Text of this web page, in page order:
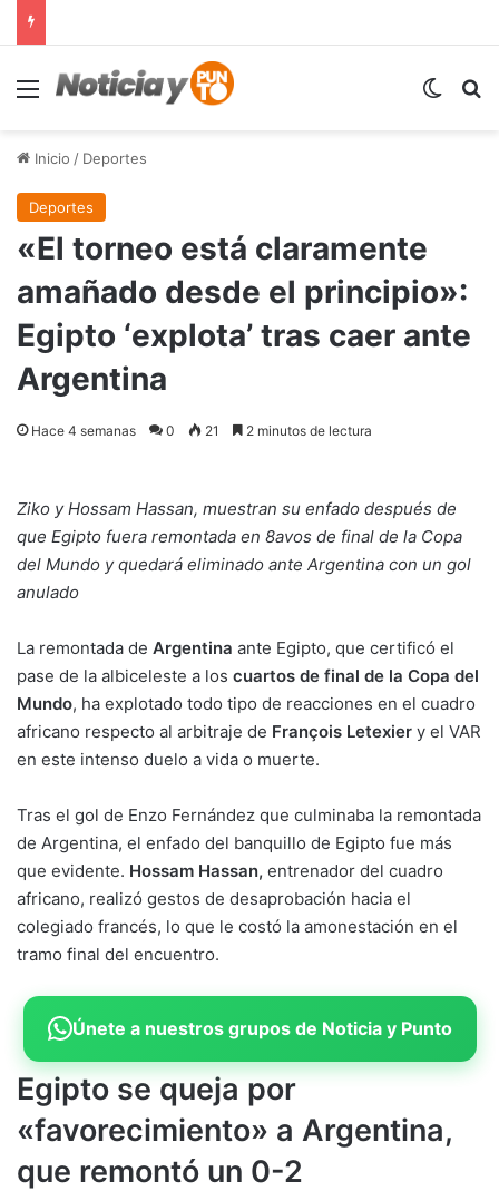
Menú
Inicio / Deportes
Deportes
«El torneo está claramente
amañado desde el principio»:
Egipto ‘explota’ tras caer ante
Argentina
Hace 4 semanas 0 21 2 minutos de lectura
Ziko y Hossam Hassan, muestran su enfado después de
que Egipto fuera remontada en 8avos de final de la Copa
del Mundo y quedará eliminado ante Argentina con un gol
anulado
La remontada de Argentina ante Egipto, que certificó el
pase de la albiceleste a los cuartos de final de la Copa del
Mundo, ha explotado todo tipo de reacciones en el cuadro
africano respecto al arbitraje de François Letexier y el VAR
en este intenso duelo a vida o muerte.
Tras el gol de Enzo Fernández que culminaba la remontada
de Argentina, el enfado del banquillo de Egipto fue más
que evidente. Hossam Hassan, entrenador del cuadro
africano, realizó gestos de desaprobación hacia el
colegiado francés, lo que le costó la amonestación en el
tramo final del encuentro.
Únete a nuestros grupos de Noticia y Punto
Egipto se queja por
«favorecimiento» a Argentina,
que remontó un 0-2